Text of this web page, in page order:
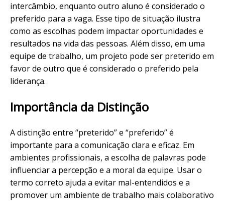
intercâmbio, enquanto outro aluno é considerado o
preferido para a vaga. Esse tipo de situação ilustra
como as escolhas podem impactar oportunidades e
resultados na vida das pessoas. Além disso, em uma
equipe de trabalho, um projeto pode ser preterido em
favor de outro que é considerado o preferido pela
liderança.
Importância da Distinção
A distinção entre “preterido” e “preferido” é
importante para a comunicação clara e eficaz. Em
ambientes profissionais, a escolha de palavras pode
influenciar a percepção e a moral da equipe. Usar o
termo correto ajuda a evitar mal-entendidos e a
promover um ambiente de trabalho mais colaborativo